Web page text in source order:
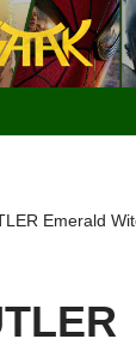
Emerald